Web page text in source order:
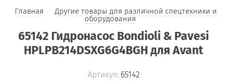
Главная
Другие товары для различной спецтехники и
оборудования
65142 Гидронасос Bondioli & Pavesi
HPLPB214DSXG6G4BGH для Avant
Артикул:65142